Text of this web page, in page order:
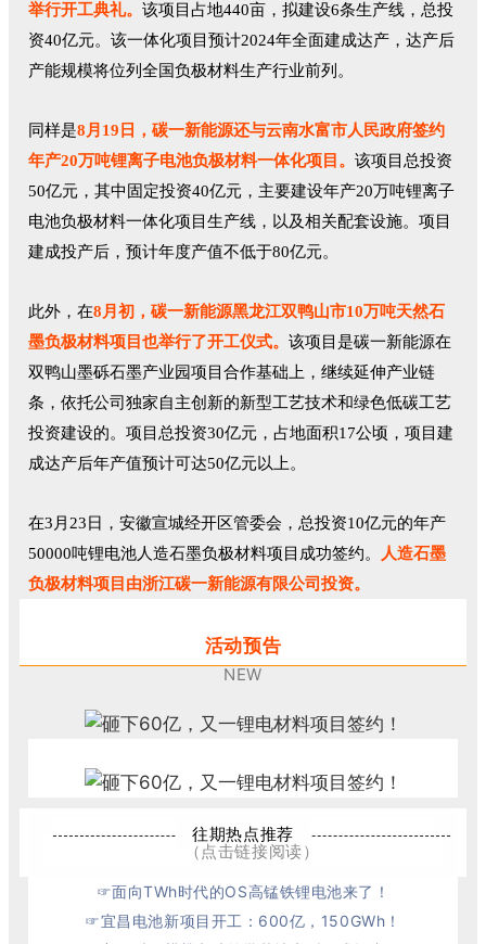
举行开工典礼。 该项目占地440亩，拟建设6条生产线，总投
资40亿元。该一体化项目预计2024年全面建成达产，达产后
产能规模将位列全国负极材料生产行业前列。
同样是8月19日，碳一新能源还与云南水富市人民政府签约
年产20万吨锂离子电池负极材料一体化项目。 该项目总投资
50亿元，其中固定投资40亿元，主要建设年产20万吨锂离子
电池负极材料一体化项目生产线，以及相关配套设施。项目
建成投产后，预计年度产值不低于80亿元。
此外，在8月初，碳一新能源黑龙江双鸭山市10万吨天然石
墨负极材料项目也举行了开工仪式。 该项目是碳一新能源在
双鸭山墨砾石墨产业园项目合作基础上，继续延伸产业链
条，依托公司独家自主创新的新型工艺技术和绿色低碳工艺
投资建设的。项目总投资30亿元，占地面积17公顷，项目建
成达产后年产值预计可达50亿元以上。
在3月23日，安徽宣城经开区管委会，总投资10亿元的年产
50000吨锂电池人造石墨负极材料项目成功签约。
人造石墨
负极材料项目由浙江碳一新能源有限公司投资。
活动预告
NEW
往期热点推荐
（点击链接阅读）
☞面向TWh时代的OS高锰铁锂电池来了！
☞宜昌电池新项目开工：600亿，150GWh！